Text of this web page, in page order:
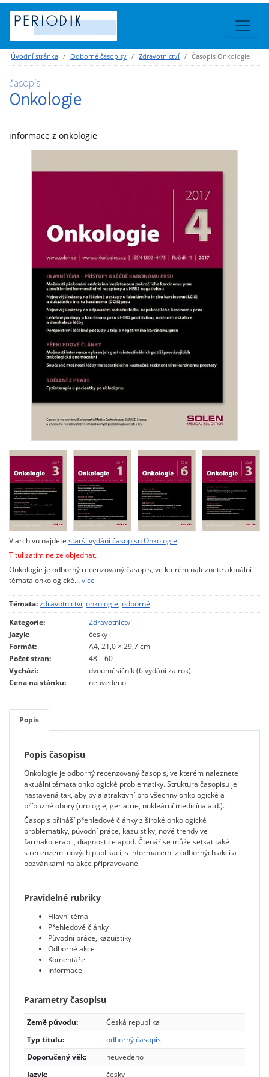
Úvodní stránka Odborné časopisy Zdravotnictví Časopis Onkologie
časopis
Onkologie
informace z onkologie
V archivu najdete starší vydání časopisu Onkologie.
Titul zatím nelze objednat.
Onkologie je odborný recenzovaný časopis, ve kterém naleznete aktuální
témata onkologické…více
Témata:zdravotnictví, onkologie, odborné
Kategorie:
Zdravotnictví
Jazyk:
česky
Formát:
A4, 21,0 × 29,7 cm
Počet stran:
48 – 60
Vychází:
dvouměsíčník (6 vydání za rok)
Cena na stánku:
neuvedeno
Popis
Popis časopisu
Onkologie je odborný recenzovaný časopis, ve kterém naleznete
aktuální témata onkologické problematiky. Struktura časopisu je
nastavená tak, aby byla atraktivní pro všechny onkologické a
příbuzné obory (urologie, geriatrie, nukleární medicína atd.).
Časopis přináší přehledové články z široké onkologické
problematiky, původní práce, kazuistiky, nové trendy ve
farmakoterapii, diagnostice apod. Čtenář se může setkat také
s recenzemi nových publikací, s informacemi z odborných akcí a
pozvánkami na akce připravované
Pravidelné rubriky
Hlavní téma
Přehledové články
Původní práce, kazuistiky
Odborné akce
Komentáře
Informace
Parametry časopisu
Země původu:
Česká republika
Typ titulu:
odborný časopis
Doporučený věk:
neuvedeno
Jazyk:
česky